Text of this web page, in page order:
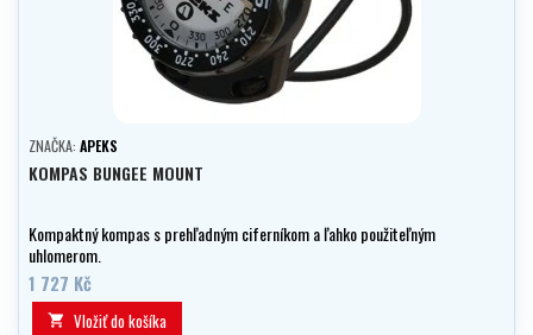
ZNAČKA: APEKS
KOMPAS BUNGEE MOUNT
Kompaktný kompas s prehľadným ciferníkom a ľahko použiteľným
uhlomerom.
1 727 Kč
 Vložiť do košíka